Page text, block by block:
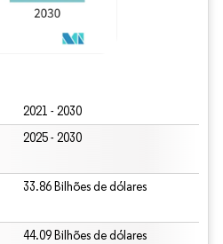
2021 - 2030
2025 - 2030
33.86 Bilhões de dólares
44.09 Bilhões de dólares